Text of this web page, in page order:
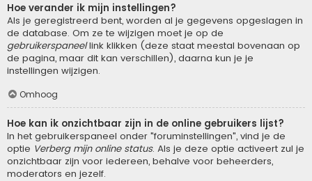
Hoe verander ik mijn instellingen?
Als je geregistreerd bent, worden al je gegevens opgeslagen in
de database. Om ze te wijzigen moet je op de
gebruikerspaneellink klikken (deze staat meestal bovenaan op
de pagina, maar dit kan verschillen), daarna kun je je
instellingen wijzigen.
Omhoog
Hoe kan ik onzichtbaar zijn in de online gebruikers lijst?
In het gebruikerspaneel onder "foruminstellingen", vind je de
optie Verberg mijn online status. Als je deze optie activeert zul je
onzichtbaar zijn voor iedereen, behalve voor beheerders,
moderators en jezelf.